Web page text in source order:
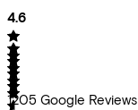
4.6
1205 Google Reviews